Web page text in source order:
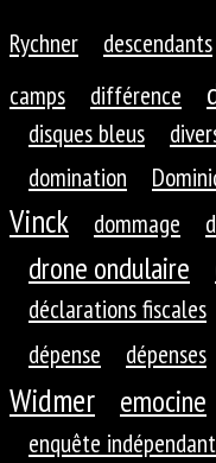
Rychner
descendants
camps
différence
disques bleus
domination
Vinck
dommage
drone ondulaire
déclarations fiscales
dépense
dépenses
Widmer
emocine
enquête